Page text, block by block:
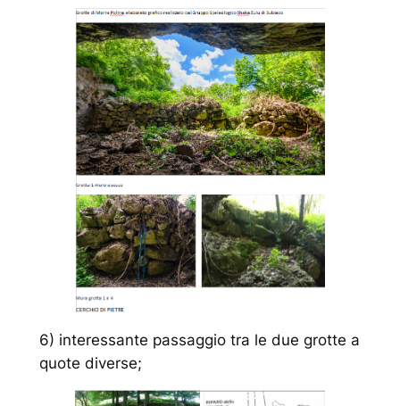
6) interessante passaggio tra le due grotte a
quote diverse;